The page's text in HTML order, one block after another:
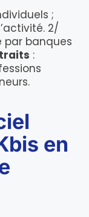
;
2/
par banques
:
en